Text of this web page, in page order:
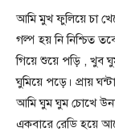
আমি মুখ ফুলিয়ে চা
গল্প হয় নি নিশ্চিত
গিয়ে শুয়ে পড়ি ‌, খুব
ঘুমিয়ে পড়ে। প্রায়
আমি ঘুম ঘুম চোখে
একবারে রেডি হয়ে